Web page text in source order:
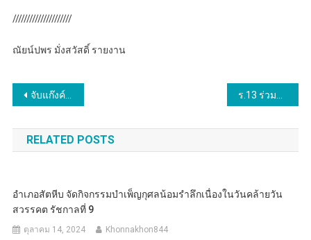
/////////////////////
ณัยน์ปพร มั่งสวัสดิ์ รายงาน
แนะแนว
เรื่อง
จับแก๊งค์กวนเมือง
RELATED POSTS
อำเภอสัตหีบ จัดกิจกรรมบำเพ็ญกุศลน้อมรำลึกเนื่องในวันคล้ายวัน
สวรรคต รัชกาลที่ 9
ตุลาคม 14, 2024 Khonnakhon844